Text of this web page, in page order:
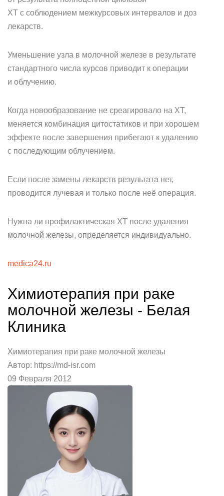
ХТ с соблюдением межкурсовых интервалов и доз
лекарств.
Уменьшение узла в молочной железе в результате
стандартного числа курсов приводит к операции
и облучению.
Когда новообразование не среагировало на ХТ,
меняется комбинация цитостатиков и при хорошем
эффекте после завершения прибегают к удалению
с последующим облучением.
Если после замены лекарств результата нет,
проводится лучевая и только после неё операция.
Нужна ли профилактическая ХТ после удаления
молочной железы, определяется индивидуально.
medica24.ru
Химиотерапия при раке
молочной железы - Белая
Клиника
Химиотерапия при раке молочной железы
Автор: https://md-isr.com
09 Февраля 2012